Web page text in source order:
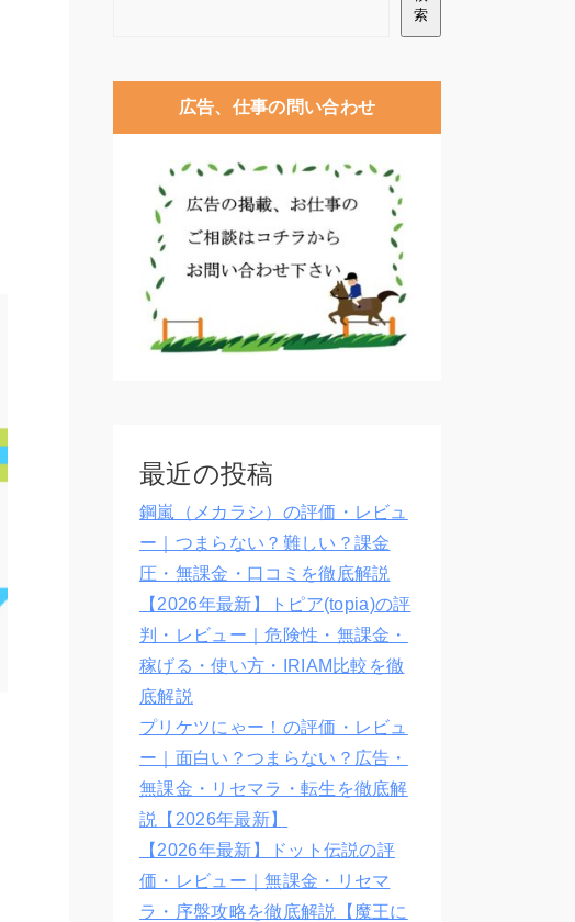
索
広告、仕事の問い合わせ
最近の投稿
鋼嵐（メカラシ）の評価・レビュ
ー｜つまらない？難しい？課金
圧・無課金・口コミを徹底解説
【2026年最新】トピア(topia)の評
判・レビュー｜危険性・無課金・
稼げる・使い方・IRIAM比較を徹
底解説
プリケツにゃー！の評価・レビュ
ー｜面白い？つまらない？広告・
無課金・リセマラ・転生を徹底解
説【2026年最新】
【2026年最新】ドット伝説の評
価・レビュー｜無課金・リセマ
ラ・序盤攻略を徹底解説【魔王に